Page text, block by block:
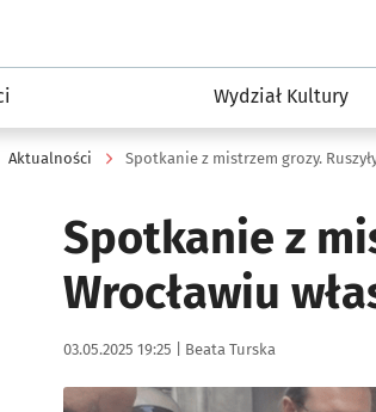
Wydział Kultury
Aktualności Spotkanie z mistrzem grozy.
Spotkanie z
Wrocławiu
Data publikacji:
03.05.2025 19:25 | Autor:
Beata Turska
Kliknij, aby zobaczyć galerię
Kliknij, aby powiększyć